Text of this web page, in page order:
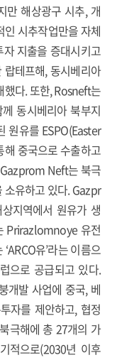
만 해상광구 시추, 개
인 시추작업만을 자체
지출을 증대시키고
테프해, 동시베리아
했다. 또한, Rosneft는
동시베리아 북부지
원유를 ESPO(Easter
중국으로 수출하고
Neft는 북극
유하고 있다. Gazpr
지역에서 원유가 생
Prirazlomnoye 유전
유’라는 이름으
으로 공급되고 있다.
개발 사업에 중국, 베
자를 제안하고, 협정
극해에 총 27개의 가
적으로(2030년 이후